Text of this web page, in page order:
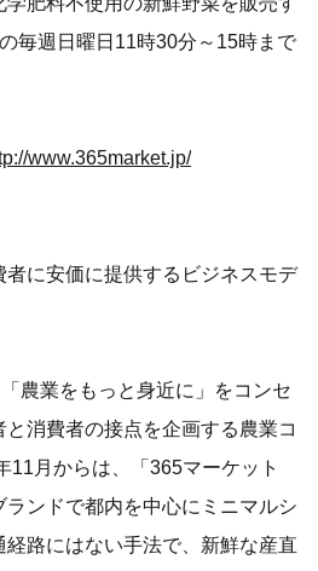
毎週日曜日11時30分～15時まで
www.365market.jp/
に安価に提供するビジネスモデ
農業をもっと身近に」をコンセ
消費者の接点を企画する農業コ
11月からは、「365マーケット
ンドで都内を中心にミニマルシ
経路にはない手法で、新鮮な産直